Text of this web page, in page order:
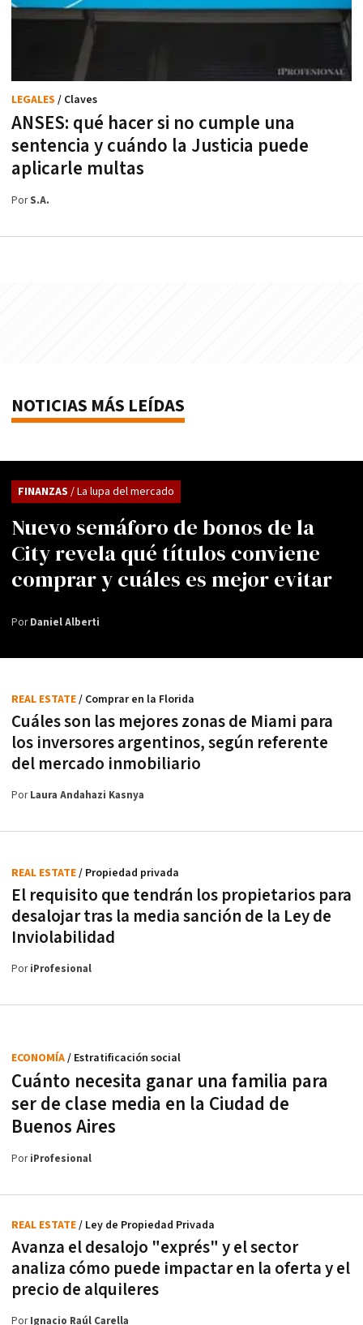
ANSES: qué hacer si no cumple una
sentencia y cuándo la Justicia puede
aplicarle multas
LEGALES / Claves
PorS.A.
NOTICIAS MÁS LEÍDAS
Nuevo semáforo de bonos de la
City revela qué títulos conviene
comprar y cuáles es mejor evitar
FINANZAS / La lupa del mercado
PorDaniel Alberti
Cuáles son las mejores zonas de Miami para
los inversores argentinos, según referente
del mercado inmobiliario
REAL ESTATE/ Comprar en la Florida
PorLaura Andahazi Kasnya
El requisito que tendrán los propietarios para
desalojar tras la media sanción de la Ley de
Inviolabilidad
REAL ESTATE/ Propiedad privada
PoriProfesional
Cuánto necesita ganar una familia para
ser de clase media en la Ciudad de
Buenos Aires
ECONOMÍA/ Estratificación social
PoriProfesional
Avanza el desalojo "exprés" y el sector
analiza cómo puede impactar en la oferta y el
precio de alquileres
REAL ESTATE/ Ley de Propiedad Privada
PorIgnacio Raúl Carella